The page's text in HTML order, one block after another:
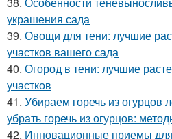
украшения сада
39. Овощи для тени: лучшие
участков вашего сада
40. Огород в тени: лучшие
участков
41. Убираем горечь из огурцов
убрать горечь из огурцов:
42. Инновационные приемы